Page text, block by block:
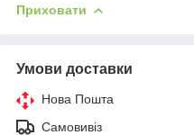
Приховати
Умови доставки
Нова Пошта
Самовивіз